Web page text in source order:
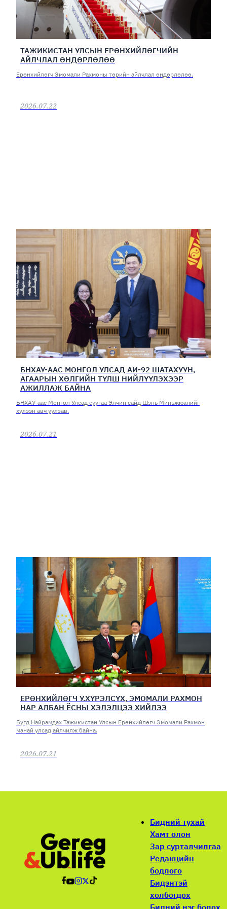
ТАЖИКИСТАН УЛСЫН ЕРӨНХИЙЛӨГЧИЙН
АЙЛЧЛАЛ ӨНДӨРЛӨЛӨӨ
Ерөнхийлөгч Эмомали Рахмоны төрийн айлчлал өндөрлөлөө.
2026.07.22
БНХАУ-ААС МОНГОЛ УЛСАД АИ-92 ШАТАХУУН,
АГААРЫН ХӨЛГИЙН ТҮЛШ НИЙЛҮҮЛЭХЭЭР
АЖИЛЛАЖ БАЙНА
БНХАУ-аас Монгол Улсад суугаа Элчин сайд Шэнь Миньжюанийг
хүлээн авч уулзав.
2026.07.21
ЕРӨНХИЙЛӨГЧ У.ХҮРЭЛСҮХ, ЭМОМАЛИ РАХМОН
НАР АЛБАН ЁСНЫ ХЭЛЭЛЦЭЭ ХИЙЛЭЭ
Бүгд Найрамдах Тажикистан Улсын Ерөнхийлөгч Эмомали Рахмон
манай улсад айлчилж байна.
2026.07.21
Бидний тухай
Хамт олон
Зар сурталчилгаа
Редакцийн
бодлого
Бидэнтэй
холбогдох